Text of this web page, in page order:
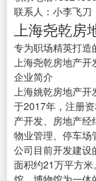
联系人：小李飞刀
上海尧乾房
专为职场精英打造
上海尧乾房地产开
企业简介
上海姚乾房地产开
于2017年，注册
产开发、房地产经
物业管理、停车场
公司目前开发建设
面积约21万平方